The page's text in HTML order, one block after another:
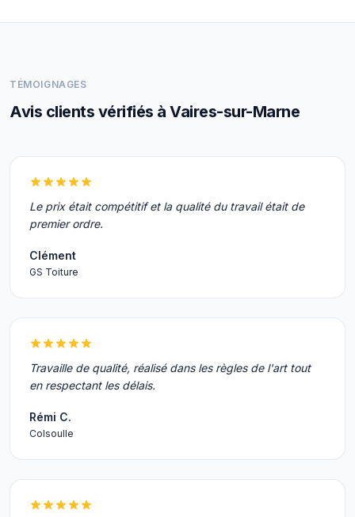
TÉMOIGNAGES
Avis clients vérifiés à Vaires-sur-Marne
Le prix était compétitif et la qualité du travail était de
premier ordre.
Clément
GS Toiture
Travaille de qualité, réalisé dans les règles de l'art tout
en respectant les délais.
Rémi C.
Colsoulle